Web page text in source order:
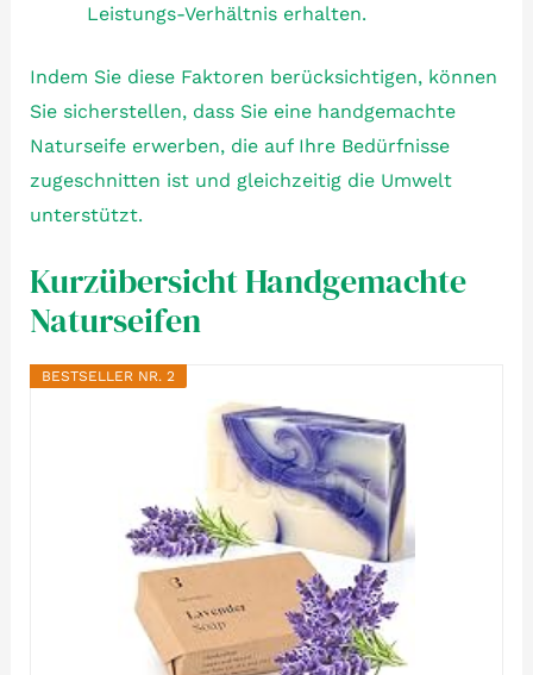
Leistungs-Verhältnis erhalten.
Indem Sie diese Faktoren berücksichtigen, können
Sie sicherstellen, dass Sie eine handgemachte
Naturseife erwerben, die auf Ihre Bedürfnisse
zugeschnitten ist und gleichzeitig die Umwelt
unterstützt.
Kurzübersicht Handgemachte
Naturseifen
BESTSELLER NR. 2